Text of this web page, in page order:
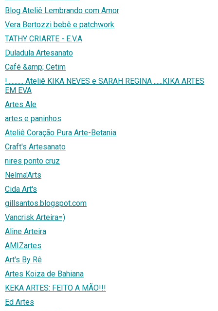
Blog Ateliê Lembrando com Amor
Vera Bertozzi bebê e patchwork
TATHY CRIARTE - E.V.A
Duladula Artesanato
Café &amp; Cetim
!........... Ateliê KIKA NEVES e SARAH REGINA ......KIKA ARTES
EM EVA
Artes Ale
artes e paninhos
Ateliê Coração Pura Arte-Betania
Craft's Artesanato
nires ponto cruz
Nelma'Arts
Cida Art's
gillsantos.blogspot.com
Vancrisk Arteira=)
Aline Arteira
AMIZartes
Art's By Rê
Artes Koiza de Bahiana
KEKA ARTES: FEITO A MÃO!!!
Ed Artes